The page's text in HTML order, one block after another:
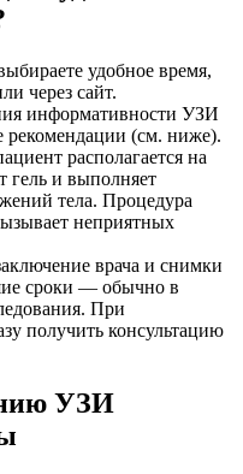
удобное время,
через сайт.
информативности УЗИ
рекомендации (см. ниже).
располагается на
гель и выполняет
тела. Процедура
неприятных
врача и снимки
сроки — обычно в
При
получить консультацию
УЗИ